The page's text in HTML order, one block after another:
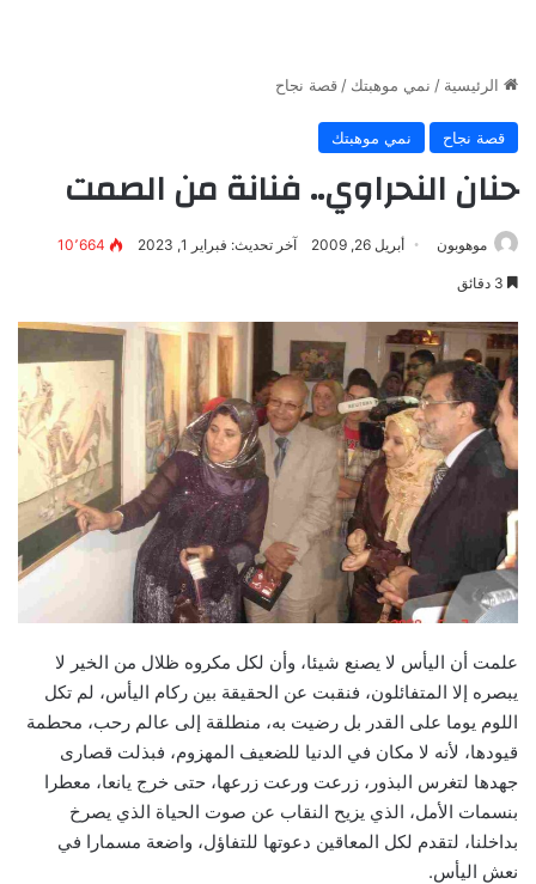
الرئيسية / نمي موهبتك / قصة نجاح
قصة نجاح نمي موهبتك
حنان النحراوي.. فنانة من الصمت
موهوبون أبريل 26, 2009 آخر تحديث: فبراير 1, 2023 10٬664
علمت أن اليأس لا يصنع شيئا، وأن لكل مكروه ظلال من الخير لا
يبصره إلا المتفائلون، فنقبت عن الحقيقة بين ركام اليأس، لم تكل
اللوم يوما على القدر بل رضيت به، منطلقة إلى عالم رحب، محطمة
قيودها، لأنه لا مكان في الدنيا للضعيف المهزوم، فبذلت قصارى
جهدها لتغرس البذور، زرعت ورعت زرعها، حتى خرج يانعا، معطرا
بنسمات الأمل، الذي يزيح النقاب عن صوت الحياة الذي يصرخ
بداخلنا، لتقدم لكل المعاقين دعوتها للتفاؤل، واضعة مسمارا في
نعش اليأس.